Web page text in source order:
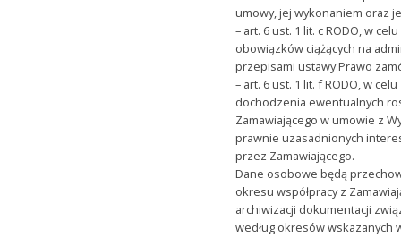
umowy, jej wykonaniem oraz
– art. 6 ust. 1 lit. c RODO, w
obowiązków ciążących na
przepisami ustawy Prawo
– art. 6 ust. 1 lit. f RODO, w
dochodzenia ewentualnych
Zamawiającego w umowie z
prawnie uzasadnionych
przez Zamawiającego.
Dane osobowe będą
okresu współpracy z
archiwizacji dokumentacji
według okresów wskazanych